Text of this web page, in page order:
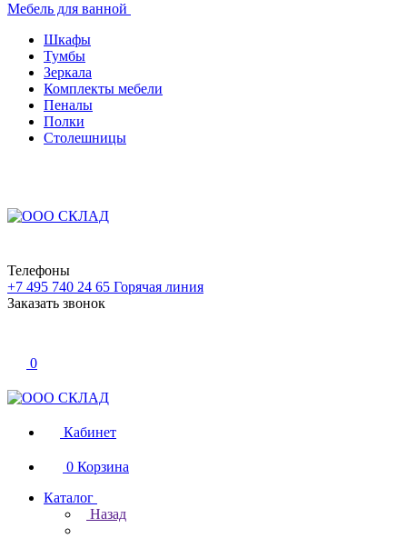
Мебель для ванной
Шкафы
Тумбы
Зеркала
Комплекты мебели
Пеналы
Полки
Столешницы
Телефоны
+7 495 740 24 65 Горячая линия
Заказать звонок
0
Кабинет
0 Корзина
Каталог
Назад